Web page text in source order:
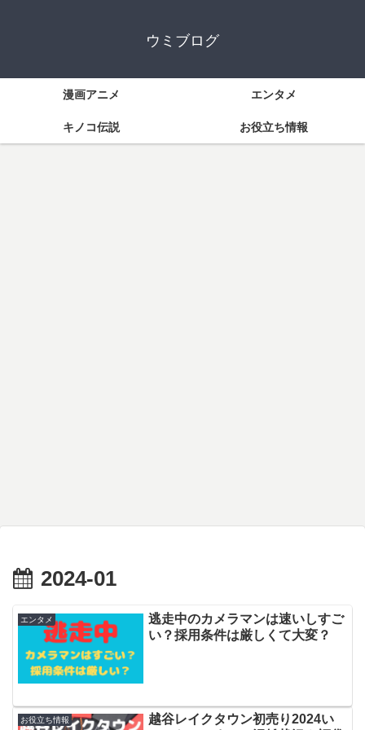
ウミブログ
漫画アニメ エンタメ
キノコ伝説 お役立ち情報
2024-01
エンタメ
逃走中のカメラマンは速いしすご
い？採用条件は厳しくて大変？
お役立ち情報
越谷レイクタウン初売り2024い